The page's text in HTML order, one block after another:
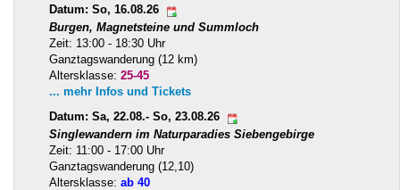
Datum: So, 16.08.26
Burgen, Magnetsteine und Summloch
Zeit: 13:00 - 18:30 Uhr
Ganztagswanderung (12 km)
Altersklasse: 25-45
... mehr Infos und Tickets
Datum: Sa, 22.08.- So, 23.08.26
Singlewandern im Naturparadies Siebengebirge
Zeit: 11:00 - 17:00 Uhr
Ganztagswanderung (12,10)
Altersklasse: ab 40